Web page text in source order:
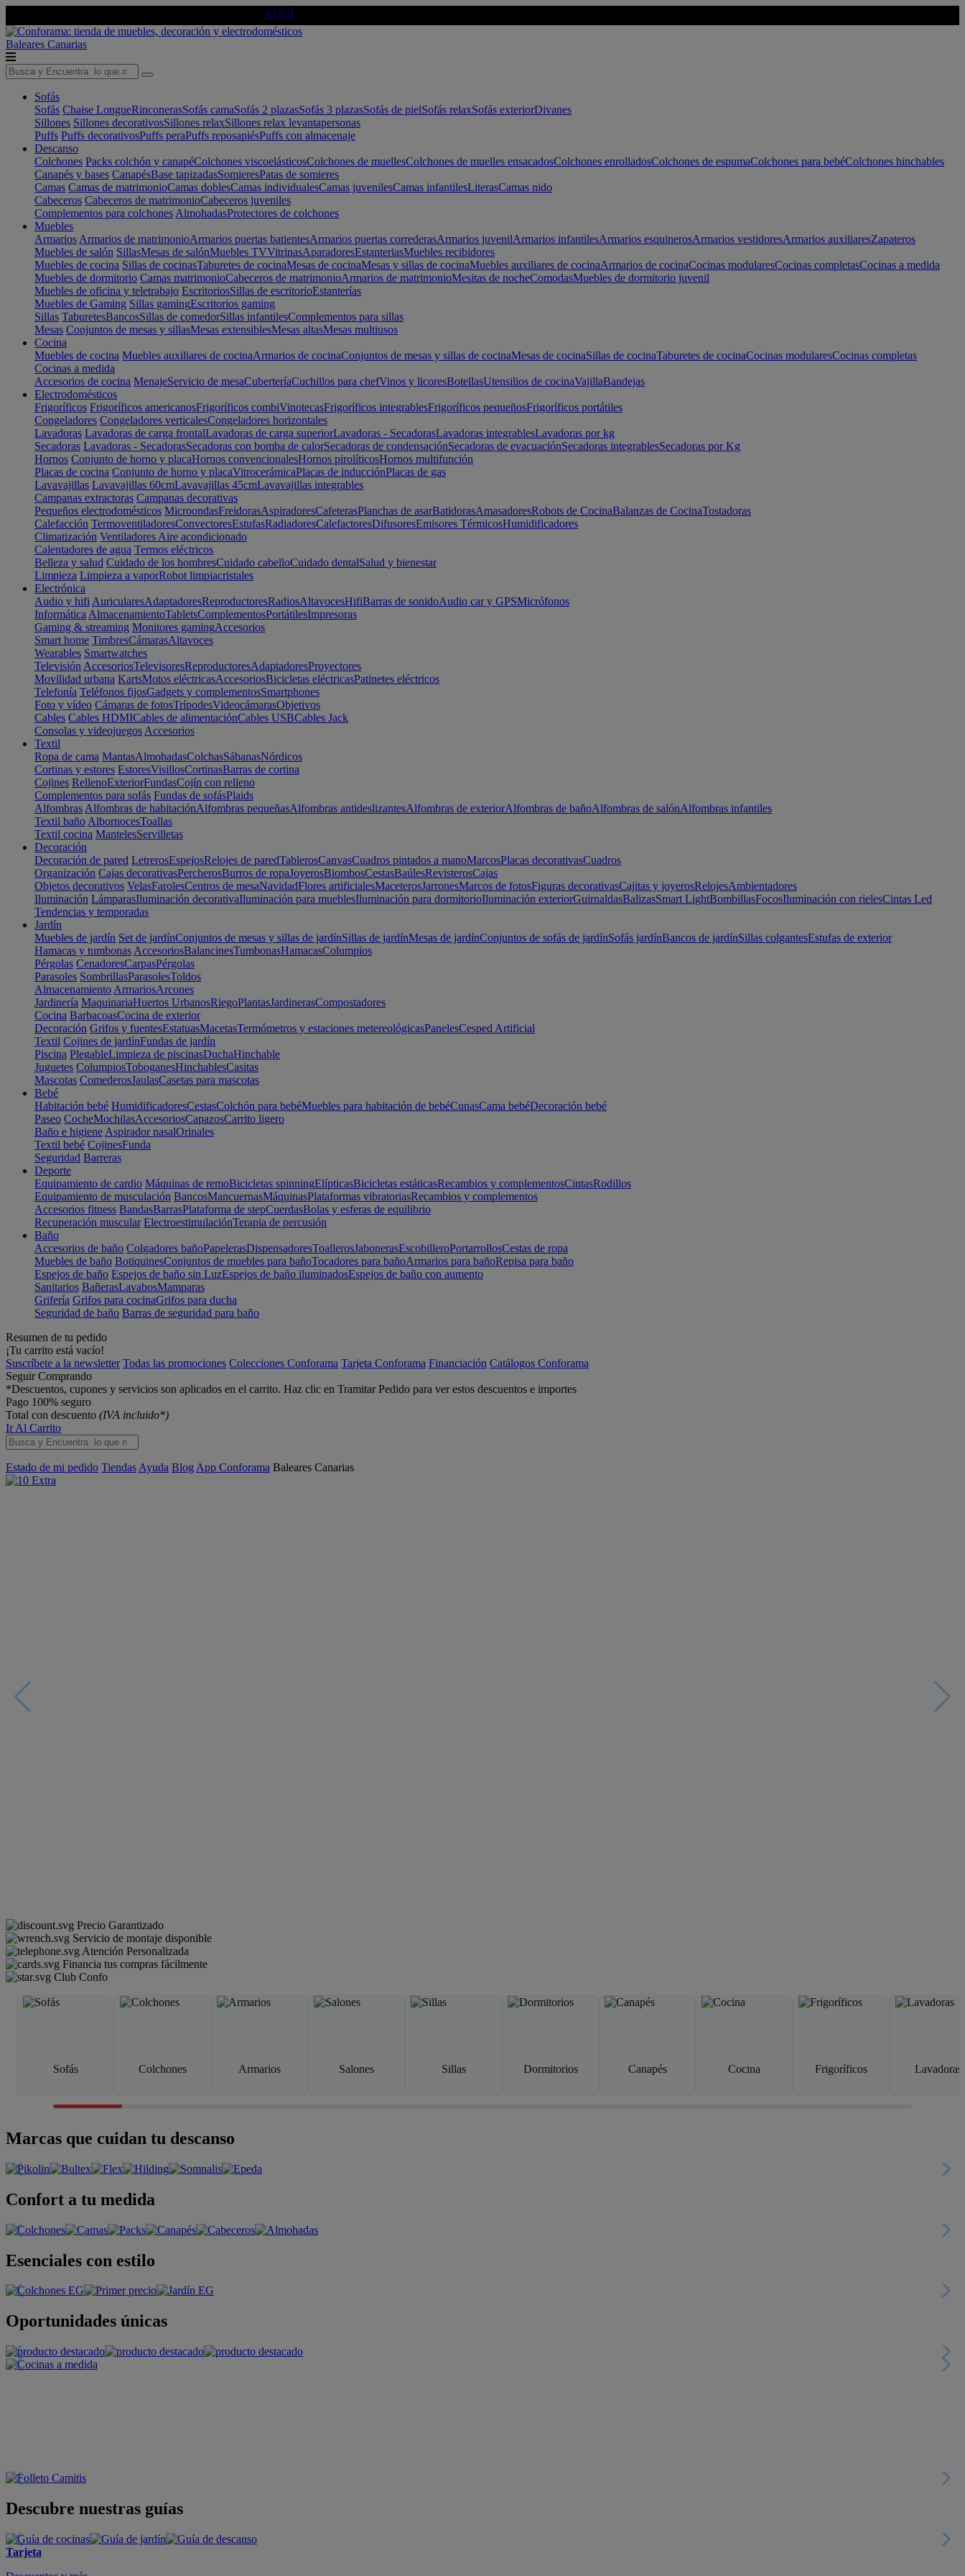
AQUÍ
Baleares Canarias
Sofás
Sofás Chaise LongueRinconerasSofás camaSofás 2 plazasSofás 3 plazasSofás de pielSofás relaxSofás exteriorDivanes
Sillones Sillones decorativosSillones relaxSillones relax levantapersonas
Puffs Puffs decorativosPuffs peraPuffs reposapiésPuffs con almacenaje
Descanso
Colchones Packs colchón y canapéColchones viscoelásticosColchones de muellesColchones de muelles ensacadosColchones enrolladosColchones de espumaColchones para bebéColchones hinchables
Canapés y bases CanapésBase tapizadasSomieresPatas de somieres
Camas Camas de matrimonioCamas doblesCamas individualesCamas juvenilesCamas infantilesLiterasCamas nido
Cabeceros Cabeceros de matrimonioCabeceros juveniles
Complementos para colchones AlmohadasProtectores de colchones
Muebles
Armarios Armarios de matrimonioArmarios puertas batientesArmarios puertas correderasArmarios juvenilArmarios infantilesArmarios esquinerosArmarios vestidoresArmarios auxiliaresZapateros
Muebles de salón SillasMesas de salónMuebles TVVitrinasAparadoresEstanteriasMuebles recibidores
Muebles de cocina Sillas de cocinasTaburetes de cocinaMesas de cocinaMesas y sillas de cocinaMuebles auxiliares de cocinaArmarios de cocinaCocinas modularesCocinas completasCocinas a medida
Muebles de dormitorio Camas matrimonioCabeceros de matrimonioArmarios de matrimonioMesitas de nocheComodasMuebles de dormitorio juvenil
Muebles de oficina y teletrabajo EscritoriosSillas de escritorioEstanterías
Muebles de Gaming Sillas gamingEscritorios gaming
Sillas TaburetesBancosSillas de comedorSillas infantilesComplementos para sillas
Mesas Conjuntos de mesas y sillasMesas extensiblesMesas altasMesas multiusos
Cocina
Muebles de cocina Muebles auxiliares de cocinaArmarios de cocinaConjuntos de mesas y sillas de cocinaMesas de cocinaSillas de cocinaTaburetes de cocinaCocinas modularesCocinas completas
Cocinas a medida
Accesorios de cocina MenajeServicio de mesaCuberteríaCuchillos para chefVinos y licoresBotellasUtensilios de cocinaVajillaBandejas
Electrodomésticos
Frigoríficos Frigoríficos americanosFrigoríficos combiVinotecasFrigoríficos integrablesFrigoríficos pequeñosFrigoríficos portátiles
Congeladores Congeladores verticalesCongeladores horizontales
Lavadoras Lavadoras de carga frontalLavadoras de carga superiorLavadoras - SecadorasLavadoras integrablesLavadoras por kg
Secadoras Lavadoras - SecadorasSecadoras con bomba de calorSecadoras de condensaciónSecadoras de evacuaciónSecadoras integrablesSecadoras por Kg
Hornos Conjunto de horno y placaHornos convencionalesHornos pirolíticosHornos multifunción
Placas de cocina Conjunto de horno y placaVitrocerámicaPlacas de inducciónPlacas de gas
Lavavajillas Lavavajillas 60cmLavavajillas 45cmLavavajillas integrables
Campanas extractoras Campanas decorativas
Pequeños electrodomésticos MicroondasFreidorasAspiradoresCafeterasPlanchas de asarBatidorasAmasadoresRobots de CocinaBalanzas de CocinaTostadoras
Calefacción TermoventiladoresConvectoresEstufasRadiadoresCalefactoresDifusoresEmisores TérmicosHumidificadores
Climatización Ventiladores Aire acondicionado
Calentadores de agua Termos eléctricos
Belleza y salud Cuidado de los hombresCuidado cabelloCuidado dentalSalud y bienestar
Limpieza Limpieza a vaporRobot limpiacristales
Electrónica
Audio y hifi AuricularesAdaptadoresReproductoresRadiosAltavocesHifiBarras de sonidoAudio car y GPSMicrófonos
Informática AlmacenamientoTabletsComplementosPortátilesImpresoras
Gaming & streaming Monitores gamingAccesorios
Smart home TimbresCámarasAltavoces
Wearables Smartwatches
Televisión AccesoriosTelevisoresReproductoresAdaptadoresProyectores
Movilidad urbana KartsMotos eléctricasAccesoriosBicicletas eléctricasPatinetes eléctricos
Telefonía Teléfonos fijosGadgets y complementosSmartphones
Foto y vídeo Cámaras de fotosTrípodesVideocámarasObjetivos
Cables Cables HDMICables de alimentaciónCables USBCables Jack
Consolas y videojuegos Accesorios
Textil
Ropa de cama MantasAlmohadasColchasSábanasNórdicos
Cortinas y estores EstoresVisillosCortinasBarras de cortina
Cojines RellenoExteriorFundasCojín con relleno
Complementos para sofás Fundas de sofásPlaids
Alfombras Alfombras de habitaciónAlfombras pequeñasAlfombras antideslizantesAlfombras de exteriorAlfombras de bañoAlfombras de salónAlfombras infantiles
Textil baño AlbornocesToallas
Textil cocina MantelesServilletas
Decoración
Decoración de pared LetrerosEspejosRelojes de paredTablerosCanvasCuadros pintados a manoMarcosPlacas decorativasCuadros
Organización Cajas decorativasPercherosBurros de ropaJoyerosBiombosCestasBaúlesRevisterosCajas
Objetos decorativos VelasFarolesCentros de mesaNavidadFlores artificialesMaceterosJarronesMarcos de fotosFiguras decorativasCajitas y joyerosRelojesAmbientadores
Iluminación LámparasIluminación decorativaIluminación para mueblesIluminación para dormitorioIluminación exteriorGuirnaldasBalizasSmart LightBombillasFocosIluminación con rielesCintas Led
Tendencias y temporadas
Jardín
Muebles de jardín Set de jardínConjuntos de mesas y sillas de jardínSillas de jardínMesas de jardínConjuntos de sofás de jardínSofás jardínBancos de jardínSillas colgantesEstufas de exterior
Hamacas y tumbonas AccesoriosBalancinesTumbonasHamacasColumpios
Pérgolas CenadoresCarpasPérgolas
Parasoles SombrillasParasolesToldos
Almacenamiento ArmariosArcones
Jardinería MaquinariaHuertos UrbanosRiegoPlantasJardinerasCompostadores
Cocina BarbacoasCocina de exterior
Decoración Grifos y fuentesEstatuasMacetasTermómetros y estaciones metereológicasPanelesCesped Artificial
Textil Cojines de jardínFundas de jardín
Piscina PlegableLimpieza de piscinasDuchaHinchable
Juguetes ColumpiosToboganesHinchablesCasitas
Mascotas ComederosJaulasCasetas para mascotas
Bebé
Habitación bebé HumidificadoresCestasColchón para bebéMuebles para habitación de bebéCunasCama bebéDecoración bebé
Paseo CocheMochilasAccesoriosCapazosCarrito ligero
Baño e higiene Aspirador nasalOrinales
Textil bebé CojinesFunda
Seguridad Barreras
Deporte
Equipamiento de cardio Máquinas de remoBicicletas spinningElípticasBicicletas estáticasRecambios y complementosCintasRodillos
Equipamiento de musculación BancosMancuernasMáquinasPlataformas vibratoriasRecambios y complementos
Accesorios fitness BandasBarrasPlataforma de stepCuerdasBolas y esferas de equilibrio
Recuperación muscular ElectroestimulaciónTerapia de percusión
Baño
Accesorios de baño Colgadores bañoPapelerasDispensadoresToallerosJabonerasEscobilleroPortarrollosCestas de ropa
Muebles de baño BotiquinesConjuntos de muebles para bañoTocadores para bañoArmarios para bañoRepisa para baño
Espejos de baño Espejos de baño sin LuzEspejos de baño iluminadosEspejos de baño con aumento
Sanitarios BañerasLavabosMamparas
Grifería Grifos para cocinaGrifos para ducha
Seguridad de baño Barras de seguridad para baño
Resumen de tu pedido
¡Tu carrito está vacío!
Suscríbete a la newsletter Todas las promociones Colecciones Conforama Tarjeta Conforama Financiación Catálogos Conforama
Seguir Comprando
*Descuentos, cupones y servicios son aplicados en el carrito. Haz clic en Tramitar Pedido para ver estos descuentos e importes
Pago 100% seguro
Total con descuento (IVA incluido*)
Ir Al Carrito
Estado de mi pedido Tiendas Ayuda Blog App Conforama Baleares Canarias
Precio Garantizado
Servicio de montaje disponible
Atención Personalizada
Financia tus compras fácilmente
Club Confo
Sofás Colchones Armarios Salones Sillas Dormitorios Canapés Cocina Frigoríficos Lavadoras
Marcas que cuidan tu descanso
Confort a tu medida
Esenciales con estilo
Oportunidades únicas
Descubre nuestras guías
Tarjeta